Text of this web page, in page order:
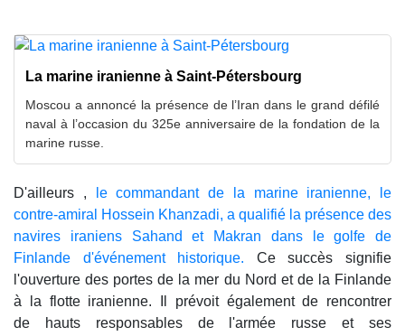
La marine iranienne à Saint-Pétersbourg
Moscou a annoncé la présence de l’Iran dans le grand défilé
naval à l’occasion du 325e anniversaire de la fondation de la
marine russe.
D'ailleurs ,
le commandant de la marine iranienne, le
contre-amiral Hossein Khanzadi, a qualifié la présence des
navires iraniens Sahand et Makran dans le golfe de
Finlande d'événement historique. Ce succès signifie
l'ouverture des portes de la mer du Nord et de la Finlande
à la flotte iranienne. Il prévoit également de rencontrer
de hauts responsables de l'armée russe et ses